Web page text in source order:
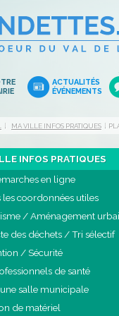
ACTUALITÉS
ÉVÉNEMENTS
MA VILLE INFOS PRATIQUES
INFOS PRATIQUES
en ligne
les coordonnées utiles
/ Aménagement
des déchets / Tri sélectif
/ Sécurité
de santé
salle municipale
de matériel